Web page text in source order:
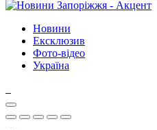
Новини
Ексклюзив
Фото-відео
Україна